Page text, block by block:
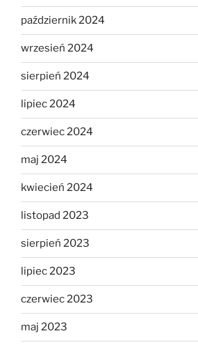
październik 2024
wrzesień 2024
sierpień 2024
lipiec 2024
czerwiec 2024
maj 2024
kwiecień 2024
listopad 2023
sierpień 2023
lipiec 2023
czerwiec 2023
maj 2023